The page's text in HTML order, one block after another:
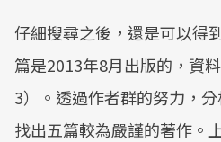
仔細搜尋之後，還是可以得
篇是2013年8月出版的，資
3）。透過作者群的努力，
找出五篇較為嚴謹的著作。